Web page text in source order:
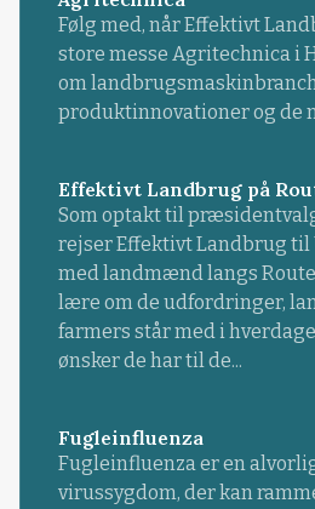
Følg med, når Effektivt
store messe Agritechnica i
om
produktinnovationer og de
Effektivt Landbrug på
Som optakt til
rejser Effektivt Landbrug til
med landmænd langs
lære om de udfordringer,
farmers står med i
ønsker de har til de...
Fugleinfluenza
Fugleinfluenza er en
virussygdom, der kan